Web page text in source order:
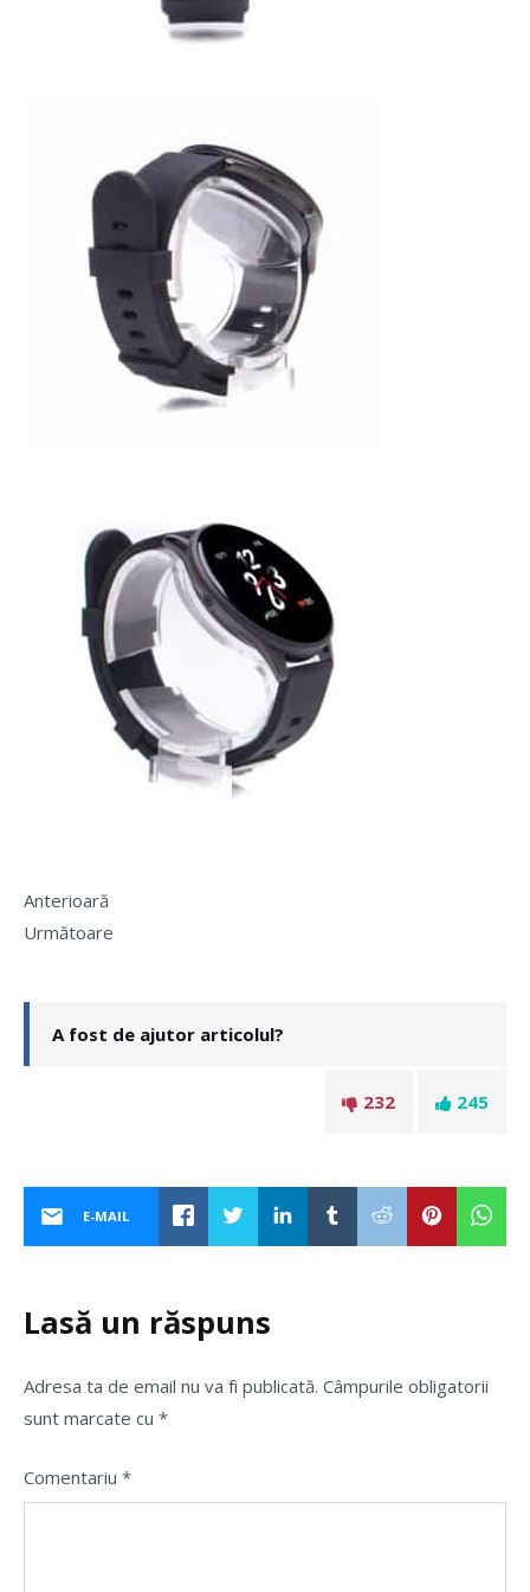
Anterioară
Următoare
A fost de ajutor articolul?
245
232
E-MAIL
Lasă un răspuns
Adresa ta de email nu va fi publicată. Câmpurile obligatorii
sunt marcate cu *
Comentariu *